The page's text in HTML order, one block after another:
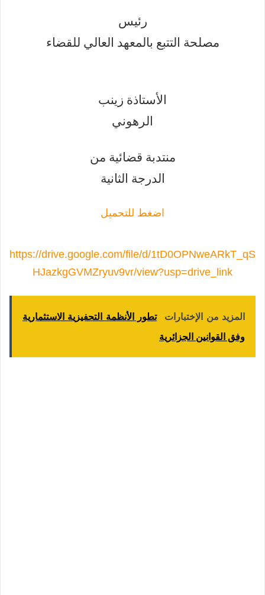
رئيس
مصلحة التتبع بالمعهد العالي للقضاء
الأستاذة زينب
الرهوني
منتدبة قضائية من
الدرجة الثانية
اضغط للتحميل
https://drive.google.com/file/d/1tD0OPNweARkT_qS
HJazkgGVMZryuv9vr/view?usp=drive_link
المزيد من الإختبارات
تطور الأنظمة التحفيزية الاستثمارية
وفق القوانين الجزائرية